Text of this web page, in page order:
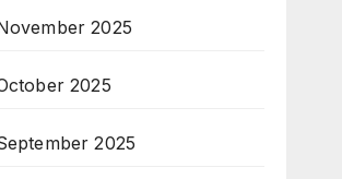
2025
2025
2025